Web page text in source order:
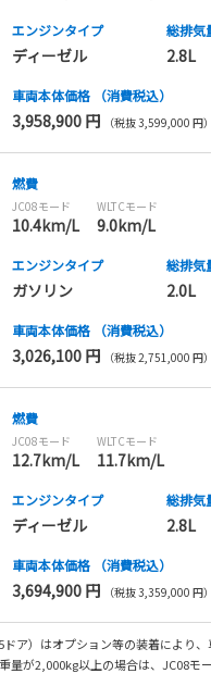
エンジンタイプ
ディーゼル
総排気
2.8L
車両本体価格 （消費税込）
3,958,900 円 （税抜 3,599,000 円）
燃費
JC08モード
10.4km/L
WLTCモード
9.0km/L
エンジンタイプ
ガソリン
総排気
2.0L
車両本体価格 （消費税込）
3,026,100 円 （税抜 2,751,000 円）
燃費
JC08モード
12.7km/L
WLTCモード
11.7km/L
エンジンタイプ
ディーゼル
総排気
2.8L
車両本体価格 （消費税込）
3,694,900 円 （税抜 3,359,000 円）
ア）はオプション等の装着により
量が2,000kg以上の場合は、JC08モ